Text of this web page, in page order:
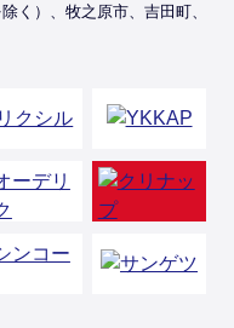
く）、牧之原市、吉田町、